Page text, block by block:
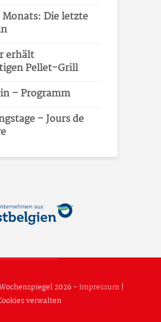
Monats: Die letzte
erhält
Pellet-Grill
– Programm
– Jours de
2026 -Impressum|
verwalten